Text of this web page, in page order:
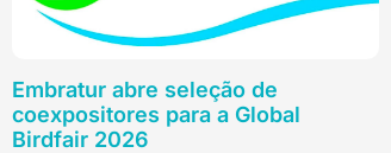
Embratur abre seleção de
coexpositores para a Global
Birdfair 2026